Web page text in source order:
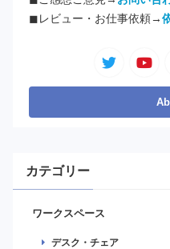
◼︎レビュー・お仕事依頼→
カテゴリー
ワークスペース
デスク・チェア